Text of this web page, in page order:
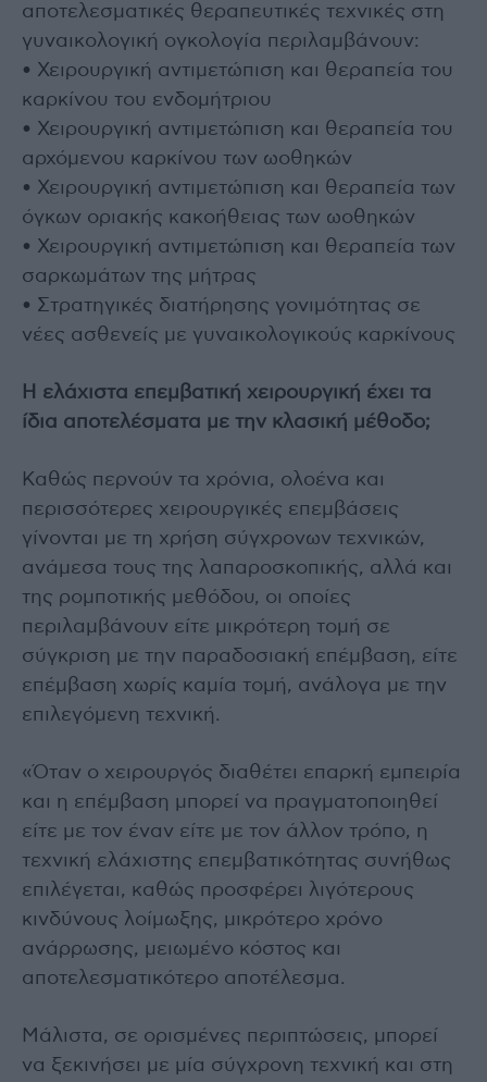
αποτελεσματικές θεραπευτικές τεχνικές στη
γυναικολογική ογκολογία περιλαμβάνουν:
• Χειρουργική αντιμετώπιση και θεραπεία του
καρκίνου του ενδομήτριου
• Χειρουργική αντιμετώπιση και θεραπεία του
αρχόμενου καρκίνου των ωοθηκών
• Χειρουργική αντιμετώπιση και θεραπεία των
όγκων οριακής κακοήθειας των ωοθηκών
• Χειρουργική αντιμετώπιση και θεραπεία των
σαρκωμάτων της μήτρας
• Στρατηγικές διατήρησης γονιμότητας σε
νέες ασθενείς με γυναικολογικούς καρκίνους
Η ελάχιστα επεμβατική χειρουργική έχει τα
ίδια αποτελέσματα με την κλασική μέθοδο;
Καθώς περνούν τα χρόνια, ολοένα και
περισσότερες χειρουργικές επεμβάσεις
γίνονται με τη χρήση σύγχρονων τεχνικών,
ανάμεσα τους της λαπαροσκοπικής, αλλά και
της ρομποτικής μεθόδου, οι οποίες
περιλαμβάνουν είτε μικρότερη τομή σε
σύγκριση με την παραδοσιακή επέμβαση, είτε
επέμβαση χωρίς καμία τομή, ανάλογα με την
επιλεγόμενη τεχνική.
«Όταν ο χειρουργός διαθέτει επαρκή εμπειρία
και η επέμβαση μπορεί να πραγματοποιηθεί
είτε με τον έναν είτε με τον άλλον τρόπο, η
τεχνική ελάχιστης επεμβατικότητας συνήθως
επιλέγεται, καθώς προσφέρει λιγότερους
κινδύνους λοίμωξης, μικρότερο χρόνο
ανάρρωσης, μειωμένο κόστος και
αποτελεσματικότερο αποτέλεσμα.
Μάλιστα, σε ορισμένες περιπτώσεις, μπορεί
να ξεκινήσει με μία σύγχρονη τεχνική και στη